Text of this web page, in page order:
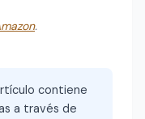
.
contiene
a través de